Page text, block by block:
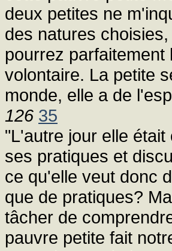
deux petites ne
des natures
pourrez parfaitement
volontaire. La petite
monde, elle a de
126 35
"L'autre jour elle
ses pratiques et
ce qu'elle veut donc
que de pratiques?
tâcher de
pauvre petite fait